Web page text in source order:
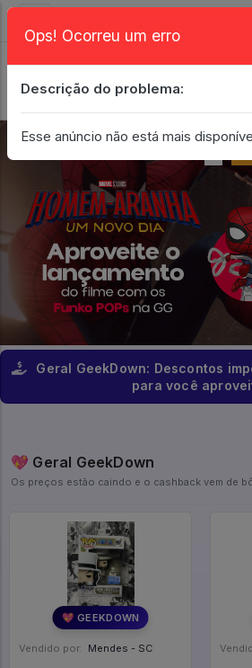
Geral GeekDown: Descontos
para você
💖 Geral GeekDown
Os preços estão caindo e o cashback vem de
💖 GEEKDOWN
Vendido por: Mendes - SC
Ops! Ocorreu um erro
Descrição do problema:
Esse anúncio não está mais